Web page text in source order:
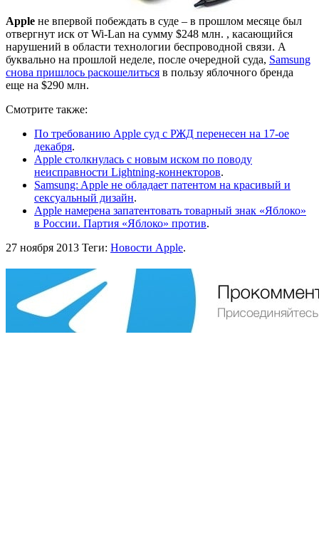
Apple не впервой побеждать в суде – в прошлом месяце был
отвергнут иск от Wi-Lan на сумму $248 млн. , касающийся
нарушений в области технологии беспроводной связи. А
буквально на прошлой неделе, после очередной суда, Samsung
снова пришлось раскошелиться в пользу яблочного бренда
еще на $290 млн.
Смотрите также:
По требованию Apple суд с РЖД перенесен на 17-ое
декабря.
Apple столкнулась с новым иском по поводу
неисправности Lightning-коннекторов.
Samsung: Apple не обладает патентом на красивый и
сексуальный дизайн.
Apple намерена запатентовать товарный знак «Яблоко»
в России. Партия «Яблоко» против.
27 ноября 2013 Теги: Новости Apple.